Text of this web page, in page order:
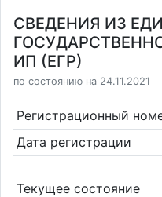
СВЕДЕНИЯ ИЗ
ИП (ЕГР)
по состоянию на 24.11.2021
Регистрационный
Дата регистрации
Текущее состояние